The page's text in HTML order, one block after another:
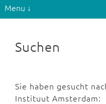
Menu ↓
Suchen
Sie haben gesucht
Instituut Amsterdam: